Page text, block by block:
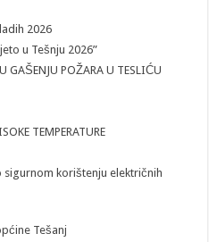
2026
u Tešnju 2026”
GAŠENJU POŽARA U TESLIĆU
TEMPERATURE
sigurnom korištenju električnih
Tešanj